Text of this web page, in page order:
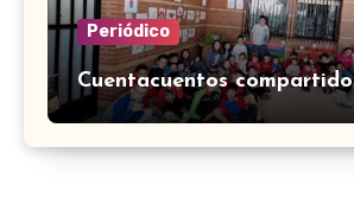
Periódico
Cuentacuentos compartido